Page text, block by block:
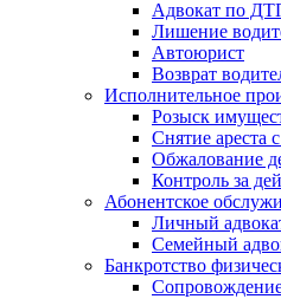
Адвокат по
Лишение
Автоюрист
Возврат
Исполнительное
Розыск
Снятие ареста
Обжалование
Контроль за
Абонентское
Личный
Семейный
Банкротство